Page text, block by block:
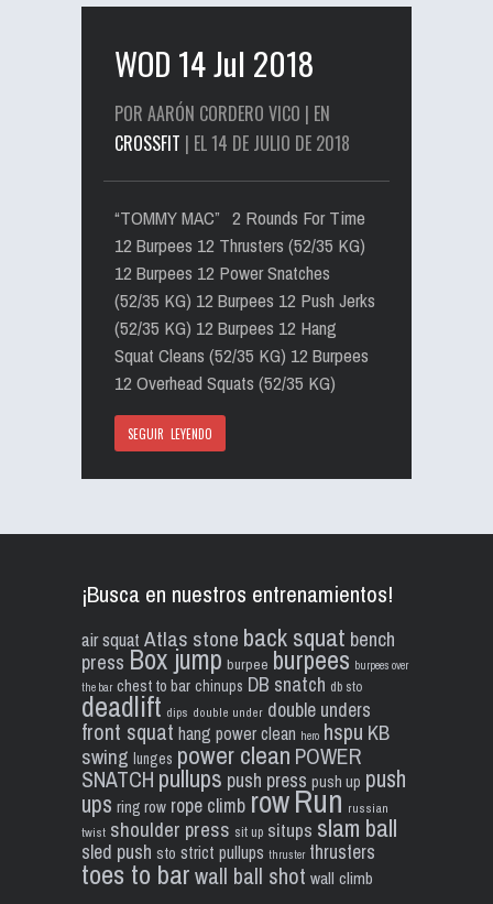
WOD 14 Jul 2018
POR AARÓN CORDERO VICO | EN
CROSSFIT | EL 14 DE JULIO DE 2018
“TOMMY MAC” 2 Rounds For Time
12 Burpees 12 Thrusters (52/35 KG)
12 Burpees 12 Power Snatches
(52/35 KG) 12 Burpees 12 Push Jerks
(52/35 KG) 12 Burpees 12 Hang
Squat Cleans (52/35 KG) 12 Burpees
12 Overhead Squats (52/35 KG)
SEGUIR LEYENDO
¡Busca en nuestros entrenamientos!
air squat Atlas stone back squat bench
press Box jump burpee burpees burpees over
the bar chest to bar chinups DB snatch db sto
deadlift dips double under double unders
front squat hang power clean hero hspu KB
swing lunges power clean POWER
SNATCH pullups push press push up push
ups ring row rope climb rowRun russian
twist shoulder press sit up situps slam ball
sled push sto strict pullups thruster thrusters
toes to barwall ball shot wall climb